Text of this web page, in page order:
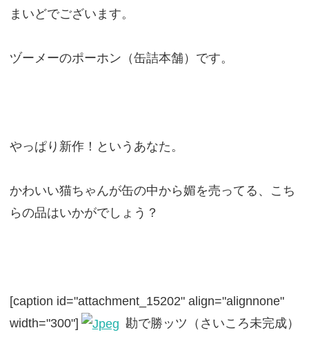
まいどでございます。
ヅーメーのポーホン（缶詰本舗）です。
やっぱり新作！というあなた。
かわいい猫ちゃんが缶の中から媚を売ってる、こち
らの品はいかがでしょう？
[caption id="attachment_15202" align="alignnone"
width="300"]
勘で勝ッツ（さいころ未完成）